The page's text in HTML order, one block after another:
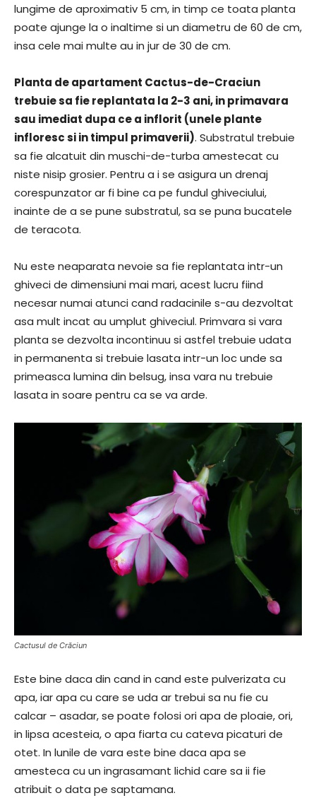
lungime de aproximativ 5 cm, in timp ce toata planta
poate ajunge la o inaltime si un diametru de 60 de cm,
insa cele mai multe au in jur de 30 de cm.
Planta de apartament Cactus-de-Craciun
trebuie sa fie replantata la 2-3 ani, in primavara
sau imediat dupa ce a inflorit (unele plante
infloresc si in timpul primaverii). Substratul trebuie
sa fie alcatuit din muschi-de-turba amestecat cu
niste nisip grosier. Pentru a i se asigura un drenaj
corespunzator ar fi bine ca pe fundul ghiveciului,
inainte de a se pune substratul, sa se puna bucatele
de teracota.
Nu este neaparata nevoie sa fie replantata intr-un
ghiveci de dimensiuni mai mari, acest lucru fiind
necesar numai atunci cand radacinile s-au dezvoltat
asa mult incat au umplut ghiveciul. Primvara si vara
planta se dezvolta incontinuu si astfel trebuie udata
in permanenta si trebuie lasata intr-un loc unde sa
primeasca lumina din belsug, insa vara nu trebuie
lasata in soare pentru ca se va arde.
Cactusul de Crăciun
Este bine daca din cand in cand este pulverizata cu
apa, iar apa cu care se uda ar trebui sa nu fie cu
calcar – asadar, se poate folosi ori apa de ploaie, ori,
in lipsa acesteia, o apa fiarta cu cateva picaturi de
otet. In lunile de vara este bine daca apa se
amesteca cu un ingrasamant lichid care sa ii fie
atribuit o data pe saptamana.